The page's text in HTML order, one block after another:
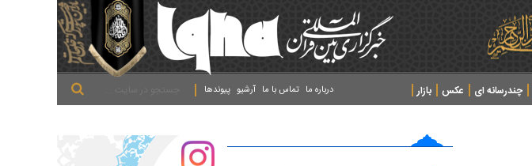
چندرسانه ای عکس
بازار
پیوندها آرشیو تماس با ما درباره ما